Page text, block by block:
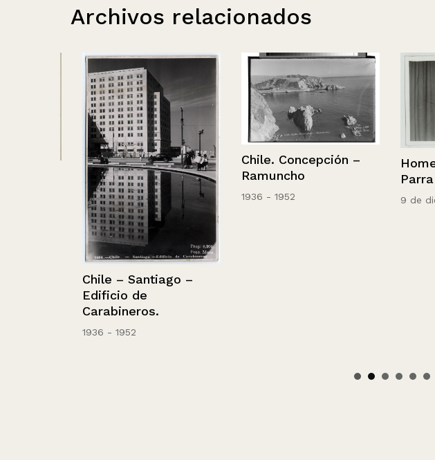
Archivos relacionados
Chile – Santiago –
Edificio de
Carabineros.
1936 - 1952
Chile. Concepción –
Ramuncho
1936 - 1952
Parra
9 de